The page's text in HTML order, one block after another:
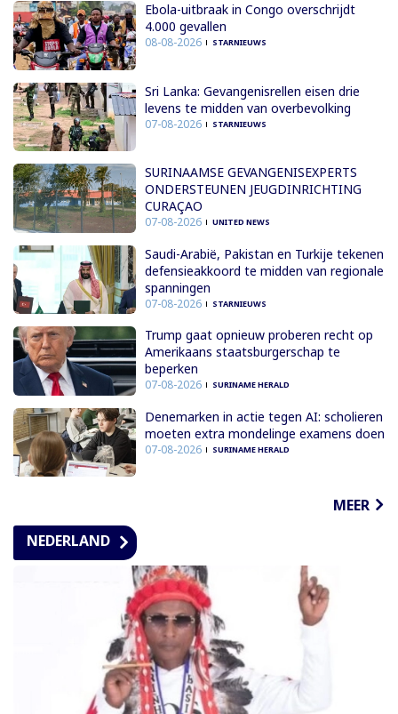
Ebola-uitbraak in Congo overschrijdt
4.000 gevallen
08-08-2026 STARNIEUWS
Sri Lanka: Gevangenisrellen eisen drie
levens te midden van overbevolking
07-08-2026 STARNIEUWS
SURINAAMSE GEVANGENISEXPERTS
ONDERSTEUNEN JEUGDINRICHTING
CURAÇAO
07-08-2026 UNITED NEWS
Saudi-Arabië, Pakistan en Turkije tekenen
defensieakkoord te midden van regionale
spanningen
07-08-2026 STARNIEUWS
Trump gaat opnieuw proberen recht op
Amerikaans staatsburgerschap te
beperken
07-08-2026 SURINAME HERALD
Denemarken in actie tegen AI: scholieren
moeten extra mondelinge examens doen
07-08-2026 SURINAME HERALD
MEER
NEDERLAND